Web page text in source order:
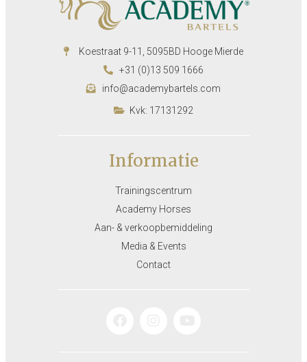
Koestraat 9-11, 5095BD Hooge Mierde
+31 (0)13 509 1666
info@academybartels.com
Kvk: 17131292
Informatie
Trainingscentrum
Academy Horses
Aan- & verkoopbemiddeling
Media & Events
Contact